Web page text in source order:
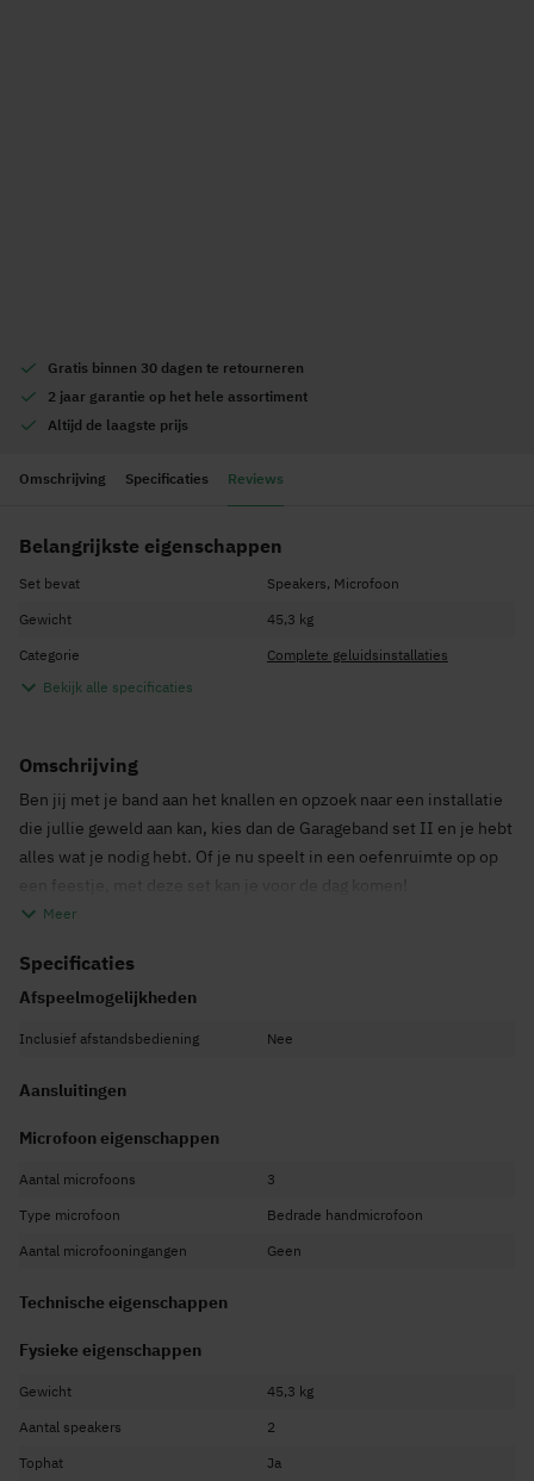
Gratis binnen 30 dagen te retourneren
2 jaar garantie op het hele assortiment
Altijd de laagste prijs
Omschrijving Specificaties Reviews
Omschrijving
Ben jij met je band aan het knallen en opzoek naar een installatie
die jullie geweld aan kan, kies dan de Garageband set II en je hebt
alles wat je nodig hebt. Of je nu speelt in een oefenruimte op op
een feestje, met deze set kan je voor de dag komen!
Meer
Specificaties
Afspeelmogelijkheden
Inclusief afstandsbediening Nee
Aansluitingen
Microfoon eigenschappen
Aantal microfoons
3
Type microfoon
Bedrade handmicrofoon
Aantal microfooningangen
Geen
Technische eigenschappen
Fysieke eigenschappen
Gewicht
45,3 kg
Aantal speakers
2
Tophat
Ja
Belangrijkste eigenschappen
Set bevat
Speakers, Microfoon
Gewicht
45,3 kg
Categorie
Complete geluidsinstallaties
Bekijk alle specificaties